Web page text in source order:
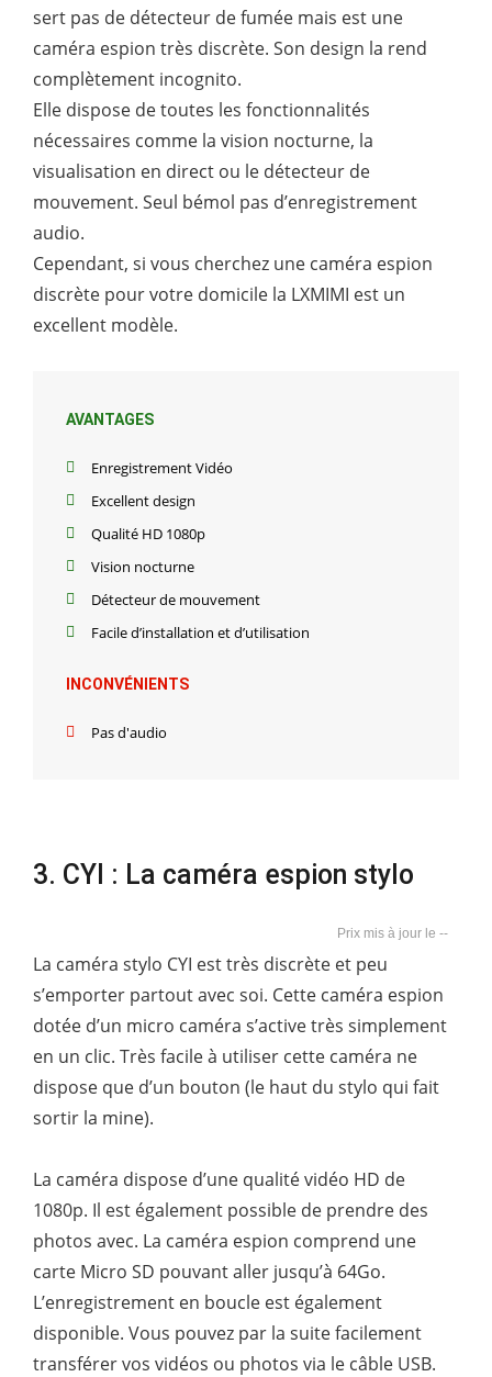
sert pas de détecteur de fumée mais est une
caméra espion très discrète. Son design la rend
complètement incognito.
Elle dispose de toutes les fonctionnalités
nécessaires comme la vision nocturne, la
visualisation en direct ou le détecteur de
mouvement. Seul bémol pas d’enregistrement
audio.
Cependant, si vous cherchez une caméra espion
discrète pour votre domicile la LXMIMI est un
excellent modèle.
AVANTAGES
Enregistrement Vidéo
Excellent design
Qualité HD 1080p
Vision nocturne
Détecteur de mouvement
Facile d’installation et d’utilisation
INCONVÉNIENTS
Pas d'audio
3. CYI : La caméra espion stylo
--
La caméra stylo CYI est très discrète et peu
s’emporter partout avec soi. Cette caméra espion
dotée d’un micro caméra s’active très simplement
en un clic. Très facile à utiliser cette caméra ne
dispose que d’un bouton (le haut du stylo qui fait
sortir la mine).
La caméra dispose d’une qualité vidéo HD de
1080p. Il est également possible de prendre des
photos avec. La caméra espion comprend une
carte Micro SD pouvant aller jusqu’à 64Go.
L’enregistrement en boucle est également
disponible. Vous pouvez par la suite facilement
transférer vos vidéos ou photos via le câble USB.